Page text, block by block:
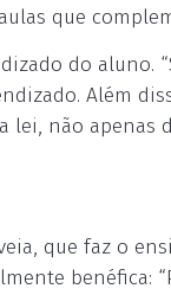
que
do aluno.
Além
lei, não
que faz o
benéfica: